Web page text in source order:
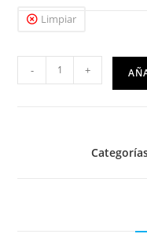
Limpiar
- +